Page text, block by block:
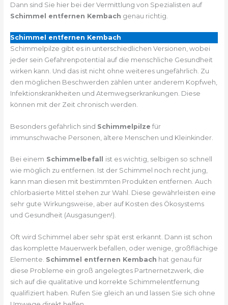
Dann sind Sie hier bei der Vermittlung von Spezialisten auf
Schimmel entfernen Kembach genau richtig.
Schimmel entfernen Kembach
Schimmelpilze gibt es in unterschiedlichen Versionen, wobei
jeder sein Gefahrenpotential auf die menschliche Gesundheit
wirken kann. Und das ist nicht ohne weiteres ungefährlich. Zu
den möglichen Beschwerden zählen unter anderem Kopfweh,
Infektionskrankheiten und Atemwegserkrankungen. Diese
können mit der Zeit chronisch werden.
Besonders gefährlich sind Schimmelpilze für
immunschwache Personen, ältere Menschen und Kleinkinder.
Bei einem Schimmelbefall ist es wichtig, selbigen so schnell
wie möglich zu entfernen. Ist der Schimmel noch recht jung,
kann man diesen mit bestimmten Produkten entfernen. Auch
chlorbasierte Mittel stehen zur Wahl. Diese gewährleisten eine
sehr gute Wirkungsweise, aber auf Kosten des Ökosystems
und Gesundheit (Ausgasungen!).
Oft wird Schimmel aber sehr spät erst erkannt. Dann ist schon
das komplette Mauerwerk befallen, oder wenige, großflächige
Elemente. Schimmel entfernen Kembach hat genau für
diese Probleme ein groß angelegtes Partnernetzwerk, die
sich auf die qualitative und korrekte Schimmelentfernung
qualifiziert haben. Rufen Sie gleich an und lassen Sie sich ohne